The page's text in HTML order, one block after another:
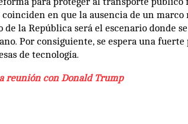
en que la ausencia de un
de la República será el escenario donde
Por consiguiente, se espera una fuerte
de tecnología.
reunión con Donald Trump